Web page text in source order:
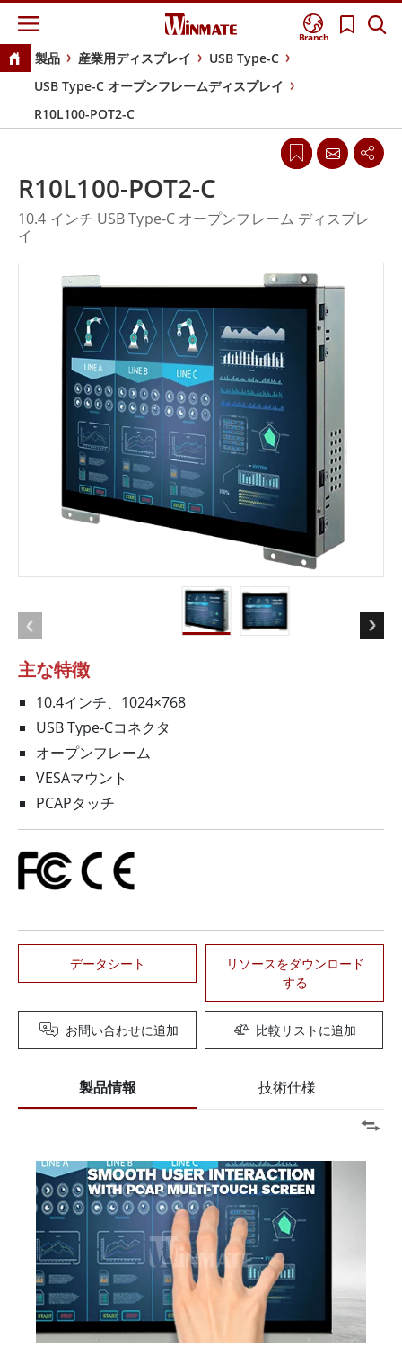
Branch
製品 産業用ディスプレイ
USB Type-C
USB Type-C オープンフレームディスプレイ
R10L100-POT2-C
主な特徴
10.4インチ、1024×768
USB Type-Cコネクタ
オープンフレーム
VESAマウント
PCAPタッチ
データシート
リソースをダウンロード
する
お問い合わせに追加 比較リストに追加
R10L100-POT2-C
10.4 インチ USB Type-C オープンフレーム ディスプレ
イ
製品情報 技術仕様